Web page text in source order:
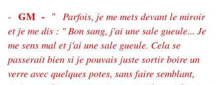
- GM - " Parfois, je me mets devant le miroir
et je me dis : " Bon sang, j'ai une sale gueule... Je
me sens mal et j'ai une sale gueule. Cela se
passerait bien si je pouvais juste sortir boire un
verre avec quelques potes, sans faire semblant,